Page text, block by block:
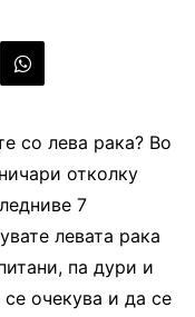
со лева рака? Во
отколку
7
левата рака
па дури и
очекува и да се